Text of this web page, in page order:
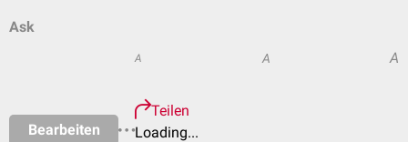
Ask
Bearbeiten
A A A
Teilen
Loading...